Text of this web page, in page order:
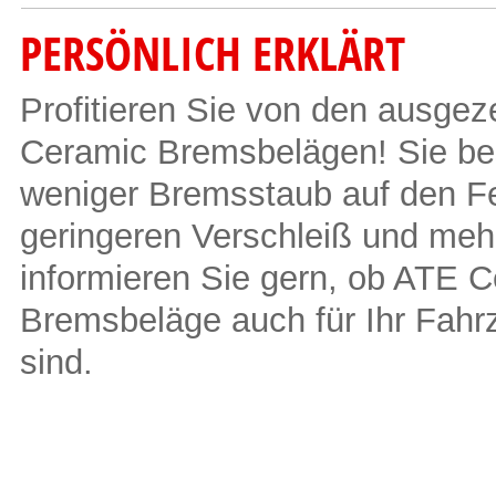
PERSÖNLICH ERKLÄRT
Profitieren Sie von den
Ceramic Bremsbelägen! Sie
weniger Bremsstaub auf den
geringeren Verschleiß und
informieren Sie gern, ob ATE
Bremsbeläge auch für Ihr
sind.